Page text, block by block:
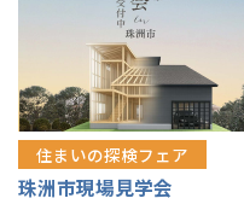
住まいの探検フェア
珠洲市現場見学会